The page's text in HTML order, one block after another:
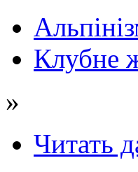
Клубне
»
Читать